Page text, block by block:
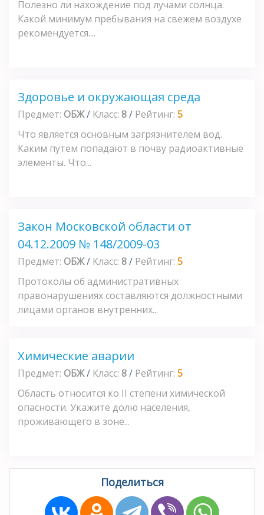
Полезно ли нахождение под лучами солнца.
Какой минимум пребывания на свежем воздухе
рекомендуется....
Здоровье и окружающая среда
Предмет: ОБЖ/ Класс: 8/ Рейтинг: 5
Что является основным загрязнителем вод.
Каким путем попадают в почву радиоактивные
элементы. Что...
Закон Московской области от
04.12.2009 № 148/2009-03
Предмет: ОБЖ/ Класс: 8/ Рейтинг: 5
Протоколы об административных
правонарушениях составляются должностными
лицами органов внутренних...
Химические аварии
Предмет: ОБЖ/ Класс: 8/ Рейтинг: 5
Область относится ко II степени химической
опасности. Укажите долю населения,
проживающего в зоне...
Поделиться